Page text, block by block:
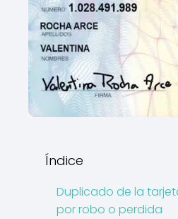
Índice
Duplicado de la
por robo o perdida